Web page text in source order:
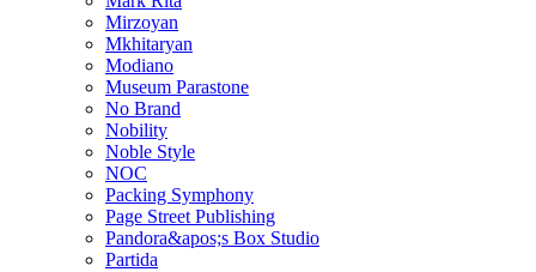
Mirzoyan
Mkhitaryan
Modiano
Museum Parastone
No Brand
Nobility
Noble Style
NOC
Packing Symphony
Page Street Publishing
Pandora&apos;s Box Studio
Partida